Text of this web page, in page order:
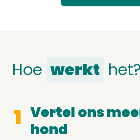
Hoe werkt het?
1 Vertel ons
hond